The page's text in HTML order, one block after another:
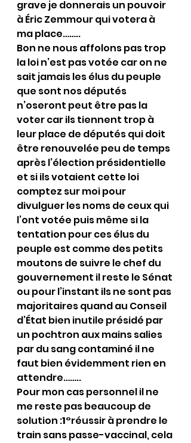
grave je donnerais un pouvoir
à Éric Zemmour qui votera à
ma place……..
Bon ne nous affolons pas trop
la loi n’est pas votée car on ne
sait jamais les élus du peuple
que sont nos députés
n’oseront peut être pas la
voter car ils tiennent trop à
leur place de députés qui doit
être renouvelée peu de temps
après l’élection présidentielle
et si ils votaient cette loi
comptez sur moi pour
divulguer les noms de ceux qui
l’ont votée puis même si la
tentation pour ces élus du
peuple est comme des petits
moutons de suivre le chef du
gouvernement il reste le Sénat
ou pour l’instant ils ne sont pas
majoritaires quand au Conseil
d’État bien inutile présidé par
un pochtron aux mains salies
par du sang contaminé il ne
faut bien évidemment rien en
attendre……..
Pour mon cas personnel il ne
me reste pas beaucoup de
solution :1°réussir à prendre le
train sans passe-vaccinal, cela